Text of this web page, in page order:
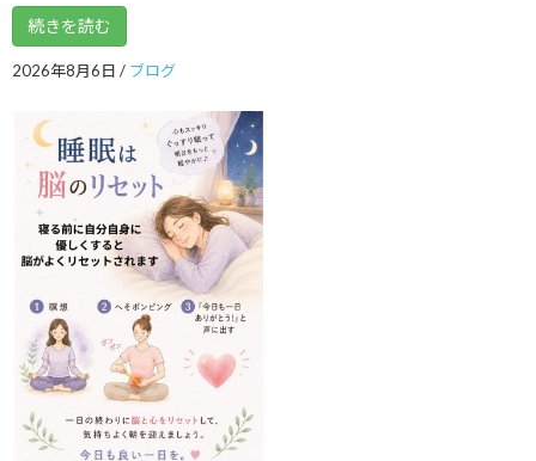
2025年4月
2025年1月
2024年12月
2024年11月
2024年10月
2024年9月
2024年8月
2024年7月
2024年6月
続きを読む
2026年8月6日 / ブログ